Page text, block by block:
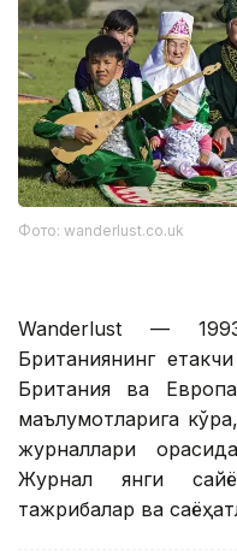
Фото: wanderlust.co.uk
Wanderlust —
Британиянинг
Британия ва
маълумотларига
журналлари
Журнал янги
тажрибалар ва